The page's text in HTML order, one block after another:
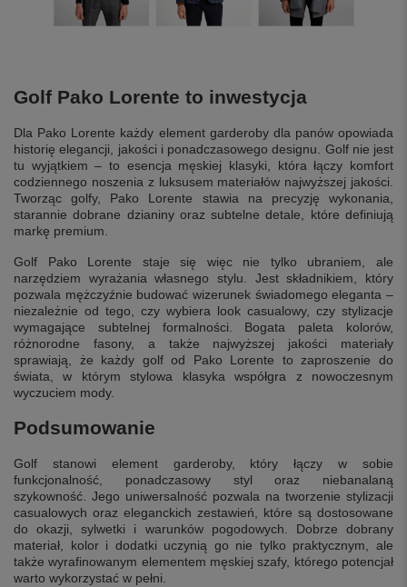
Golf Pako Lorente to inwestycja
Dla Pako Lorente każdy element garderoby dla panów opowiada
historię elegancji, jakości i ponadczasowego designu. Golf nie jest
tu wyjątkiem – to esencja męskiej klasyki, która łączy komfort
codziennego noszenia z luksusem materiałów najwyższej jakości.
Tworząc golfy, Pako Lorente stawia na precyzję wykonania,
starannie dobrane dzianiny oraz subtelne detale, które definiują
markę premium.
Golf Pako Lorente staje się więc nie tylko ubraniem, ale
narzędziem wyrażania własnego stylu. Jest składnikiem, który
pozwala mężczyźnie budować wizerunek świadomego eleganta –
niezależnie od tego, czy wybiera look casualowy, czy stylizacje
wymagające subtelnej formalności. Bogata paleta kolorów,
różnorodne fasony, a także najwyższej jakości materiały
sprawiają, że każdy golf od Pako Lorente to zaproszenie do
świata, w którym stylowa klasyka współgra z nowoczesnym
wyczuciem mody.
Podsumowanie
Golf stanowi element garderoby, który łączy w sobie
funkcjonalność, ponadczasowy styl oraz niebanalaną
szykowność. Jego uniwersalność pozwala na tworzenie stylizacji
casualowych oraz eleganckich zestawień, które są dostosowane
do okazji, sylwetki i warunków pogodowych. Dobrze dobrany
materiał, kolor i dodatki uczynią go nie tylko praktycznym, ale
także wyrafinowanym elementem męskiej szafy, którego potencjał
warto wykorzystać w pełni.